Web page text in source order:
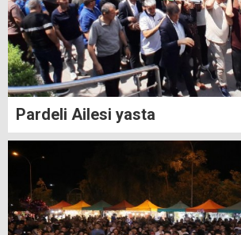
Pardeli Ailesi yasta